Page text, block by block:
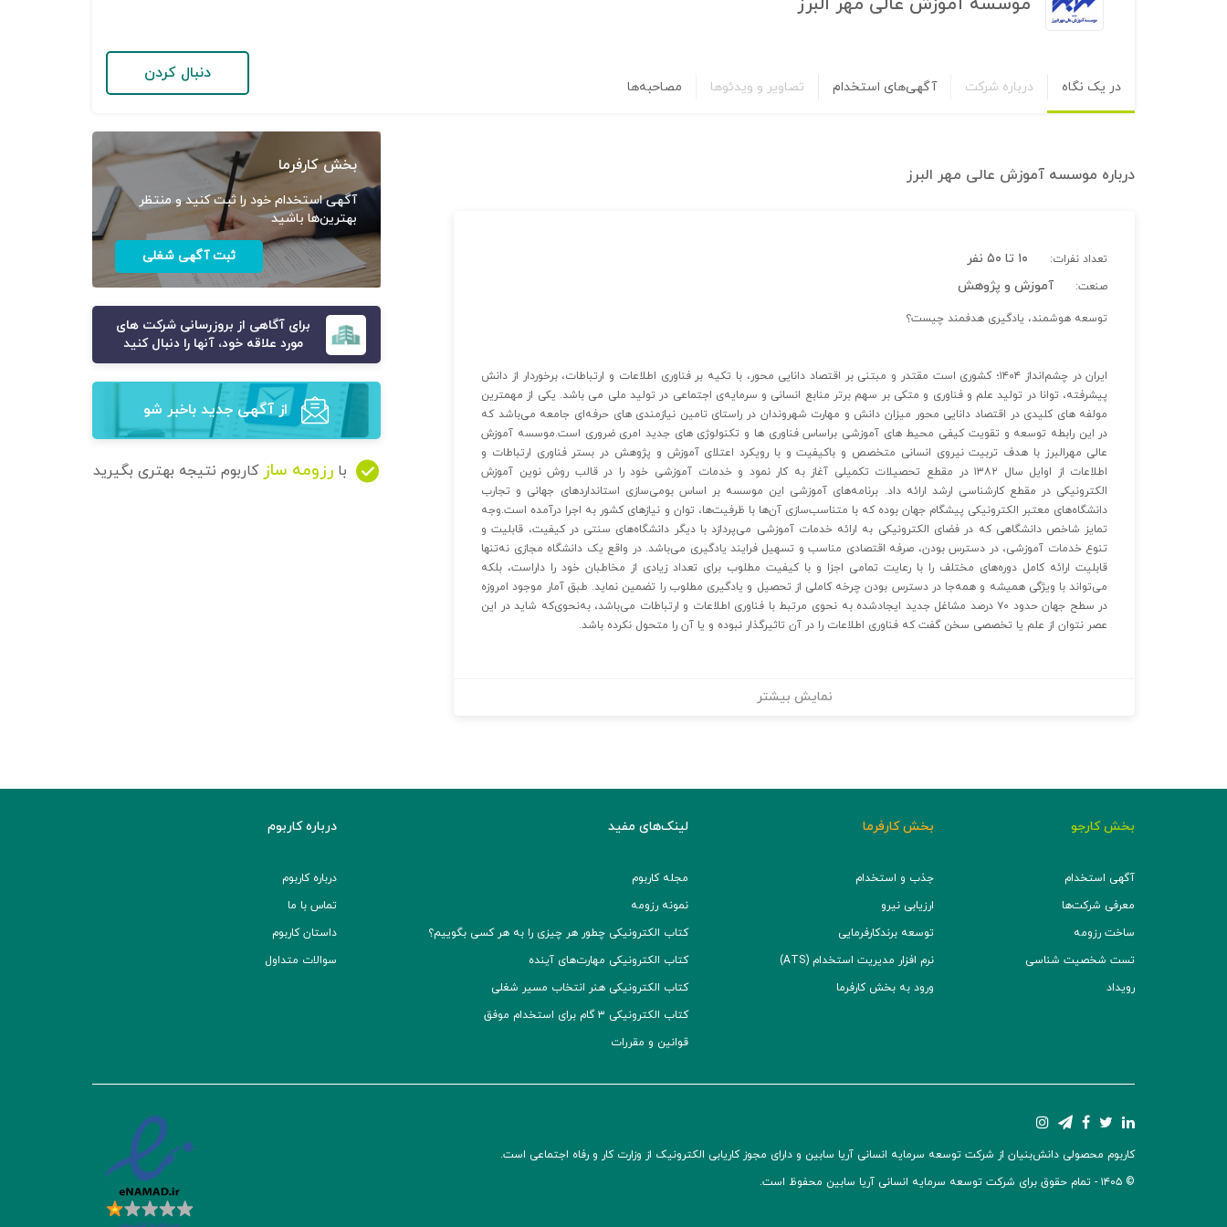
در یک نگاه درباره شرکت آگهی‌های استخدام تصاویر و ویدئوها مصاحبه‌ها
دنبال کردن
درباره موسسه آموزش عالی مهر البرز
تعداد نفرات: ۱۰ تا ۵۰ نفر
صنعت: آموزش و پژوهش
توسعه هوشمند، یادگیری هدفمند چیست؟
ایران در چشم‌انداز ۱۴۰۴؛ کشوری است مقتدر و مبتنی بر اقتصاد دانایی محور، با تکیه بر فناوری اطلاعات و ارتباطات، برخوردار از دانش
پیشرفته، توانا در تولید علم و فناوری و متکی بر سهم برتر منابع انسانی و سرمایه‌ی اجتماعی در تولید ملی می باشد. یکی از مهمترین
مولفه های کلیدی در اقتصاد دانایی محور میزان دانش و مهارت شهروندان در راستای تامین نیازمندی های حرفه‌ای جامعه می‌باشد که
در این رابطه توسعه و تقویت کیفی محیط‌ های آموزشی براساس فناوری ها و تکنولوژی های جدید امری ضروری است.موسسه آموزش
عالی مهرالبرز با هدف تربیت نیروی انسانی متخصص و باکیفیت و با رویکرد اعتلای آموزش و پژوهش در بستر فناوری ارتباطات و
اطلاعات از اوایل سال ۱۳۸۲ در مقطع تحصیلات تکمیلی آغاز به کار نمود و خدمات آموزشی خود را در قالب روش نوین آموزش
الکترونیکی در مقطع کارشناسی ارشد ارائه داد. برنامه‌های آموزشی این موسسه بر اساس بومی‌سازی استانداردهای جهانی و تجارب
دانشگاه‌های معتبر الکترونیکی پیشگام جهان بوده که با متناسب‌سازی آن‌ها با ظرفیت‌ها، توان و نیازهای کشور به اجرا درآمده است.وجه
تمایز شاخص دانشگاهی که در فضای الکترونیکی به ارائه خدمات آموزشی می‌پردازد با دیگر دانشگاه‌های سنتی در کیفیت، قابلیت و
تنوع خدمات آموزشی‌، در دسترس بودن، صرفه اقتصادی مناسب و تسهیل فرایند یادگیری می‌باشد. در واقع یک دانشگاه مجازی نه‌تنها
قابلیت ارائه کامل دوره‌های مختلف را با رعایت تمامی اجزا و با کیفیت مطلوب برای تعداد زیادی از مخاطبان خود را داراست، بلکه
می‌تواند با ویژگی همیشه و همه‌جا در دسترس بودن چرخه کاملی از تحصیل و یادگیری مطلوب را تضمین نماید. طبق آمار موجود امروزه
در سطح جهان حدود ۷۰ درصد مشاغل جدید ایجادشده به نحوی مرتبط با فناوری اطلاعات و ارتباطات می‌باشد، به‌نحوی‌که شاید در این
عصر نتوان از علم یا تخصصی سخن گفت که فناوری اطلاعات را در آن تاثیرگذار نبوده و یا آن را متحول نکرده باشد.
نمایش بیشتر
بخش کارفرما
آگهی استخدام خود را ثبت کنید و منتظر
بهترین‌ها باشید
ثبت آگهی شغلی
برای آگاهی از بروزرسانی شرکت های
مورد علاقه خود، آنها را دنبال کنید
از آگهی‌ جدید باخبر شو
با رزومه ساز کاربوم نتیجه بهتری بگیرید
بخش کارجو
آگهی استخدام
معرفی شرکت‌ها
ساخت رزومه
تست شخصیت شناسی
رویداد
بخش کارفرما
جذب و استخدام
ارزیابی نیرو
توسعه برند‌کارفرمایی
نرم افزار مدیریت استخدام (ATS)
ورود به بخش کارفرما
لینک‌های مفید
مجله کاربوم
نمونه رزومه
کتاب الکترونیکی چطور هر چیزی را به هر کسی بگوییم؟
کتاب الکترونیکی مهارت‌های آینده
کتاب الکترونیکی هنر انتخاب مسیر شغلی
کتاب الکترونیکی ۳ گام برای استخدام موفق
قوانین و مقررات
درباره کاربوم
درباره کاربوم
تماس با ما
داستان کاربوم
سوالات متداول
کاربوم محصولی دانش‌بنیان از شرکت توسعه سرمایه انسانی آریا سابین و دارای مجوز کاریابی الکترونیک از وزارت کار و رفاه اجتماعی است.
© ۱۴۰۵ -
تمام حقوق برای شرکت توسعه سرمایه انسانی آریا سابین محفوظ است.